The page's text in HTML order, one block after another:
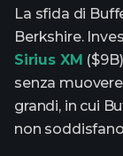
La sfida di
Berkshire.
Sirius XM
senza
grandi, in cui
non